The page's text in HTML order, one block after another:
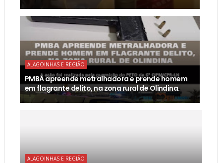
ALAGOINHAS E REGIÃO
PMBA apreende metralhadora e prende homem
em flagrante delito, na zona rural de Olindina.
ALAGOINHAS E REGIÃO